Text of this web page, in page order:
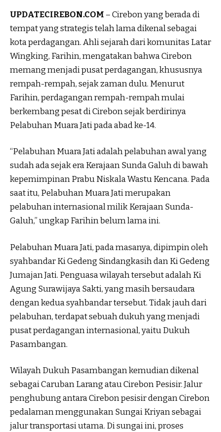
UPDATECIREBON.COM – Cirebon yang berada di
tempat yang strategis telah lama dikenal sebagai
kota perdagangan. Ahli sejarah dari komunitas Latar
Wingking, Farihin, mengatakan bahwa Cirebon
memang menjadi pusat perdagangan, khususnya
rempah-rempah, sejak zaman dulu. Menurut
Farihin, perdagangan rempah-rempah mulai
berkembang pesat di Cirebon sejak berdirinya
Pelabuhan Muara Jati pada abad ke-14.
“Pelabuhan Muara Jati adalah pelabuhan awal yang
sudah ada sejak era Kerajaan Sunda Galuh di bawah
kepemimpinan Prabu Niskala Wastu Kencana. Pada
saat itu, Pelabuhan Muara Jati merupakan
pelabuhan internasional milik Kerajaan Sunda-
Galuh,” ungkap Farihin belum lama ini.
Pelabuhan Muara Jati, pada masanya, dipimpin oleh
syahbandar Ki Gedeng Sindangkasih dan Ki Gedeng
Jumajan Jati. Penguasa wilayah tersebut adalah Ki
Agung Surawijaya Sakti, yang masih bersaudara
dengan kedua syahbandar tersebut. Tidak jauh dari
pelabuhan, terdapat sebuah dukuh yang menjadi
pusat perdagangan internasional, yaitu Dukuh
Pasambangan.
Wilayah Dukuh Pasambangan kemudian dikenal
sebagai Caruban Larang atau Cirebon Pesisir. Jalur
penghubung antara Cirebon pesisir dengan Cirebon
pedalaman menggunakan Sungai Kriyan sebagai
jalur transportasi utama. Di sungai ini, proses